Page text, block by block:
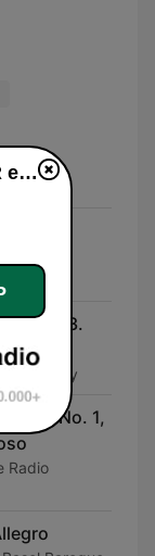
&
No. 3.
12, No. 1,
Radio
Radio Swiss Classic FR en ligne